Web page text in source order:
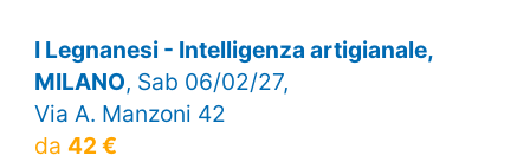
I Legnanesi - Intelligenza artigianale,
MILANO, Sab 06/02/27,
Via A. Manzoni 42
da 42 €